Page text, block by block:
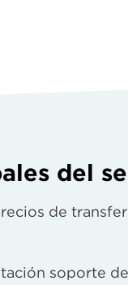
del
de
soporte